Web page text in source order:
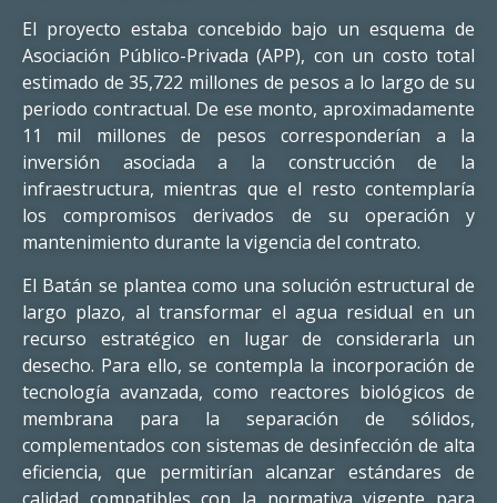
El proyecto estaba concebido bajo un esquema de
Asociación Público-Privada (APP), con un costo total
estimado de 35,722 millones de pesos a lo largo de su
periodo contractual. De ese monto, aproximadamente
11 mil millones de pesos corresponderían a la
inversión asociada a la construcción de la
infraestructura, mientras que el resto contemplaría
los compromisos derivados de su operación y
mantenimiento durante la vigencia del contrato.
El Batán se plantea como una solución estructural de
largo plazo, al transformar el agua residual en un
recurso estratégico en lugar de considerarla un
desecho. Para ello, se contempla la incorporación de
tecnología avanzada, como reactores biológicos de
membrana para la separación de sólidos,
complementados con sistemas de desinfección de alta
eficiencia, que permitirían alcanzar estándares de